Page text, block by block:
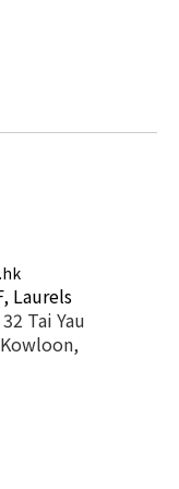
Laurels
Tai Yau